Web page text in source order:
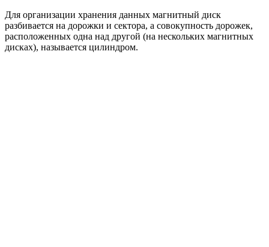
Для организации хранения данных магнитный диск
разбивается на дорожки и сектора, а совокупность дорожек,
расположенных одна над другой (на нескольких магнитных
дисках), называется цилиндром.